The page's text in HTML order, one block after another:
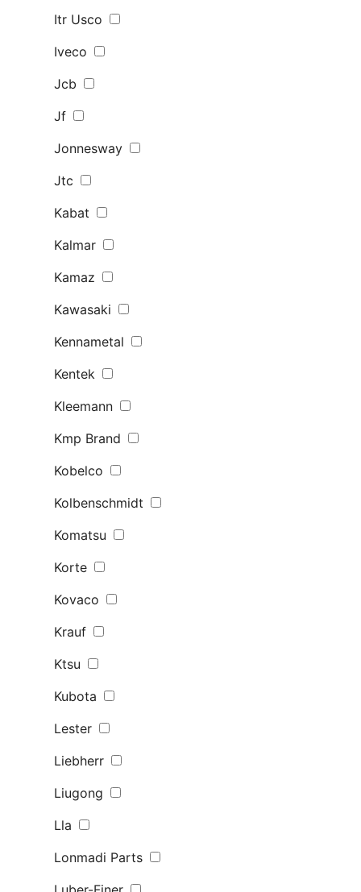
Itr Usco
Iveco
Jcb
Jf
Jonnesway
Jtc
Kabat
Kalmar
Kamaz
Kawasaki
Kennametal
Kentek
Kleemann
Kmp Brand
Kobelco
Kolbenschmidt
Komatsu
Korte
Kovaco
Krauf
Ktsu
Kubota
Lester
Liebherr
Liugong
Lla
Lonmadi Parts